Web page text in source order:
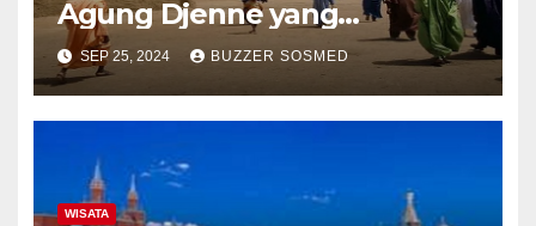
Agung Djenne yang
Dibangun Abad Ke-13
SEP 25, 2024 BUZZER SOSMED
WISATA